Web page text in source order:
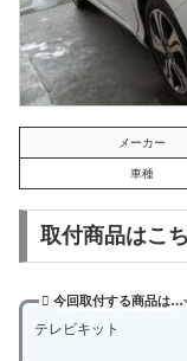
メーカー
車種
取付商品はこ
今回取付する商品は…
テレビキット